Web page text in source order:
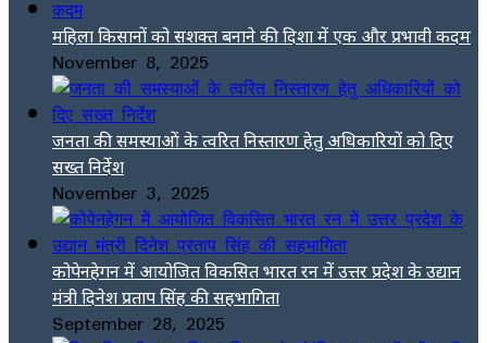
महिला किसानों को सशक्त बनाने की दिशा में एक और प्रभावी कदम
November 8, 2025
जनता की समस्याओं के त्वरित निस्तारण हेतु अधिकारियों को दिए
सख्त निर्देश
November 3, 2025
कोपेनहेगन में आयोजित विकसित भारत रन में उत्तर प्रदेश के उद्यान
मंत्री दिनेश प्रताप सिंह की सहभागिता
September 28, 2025